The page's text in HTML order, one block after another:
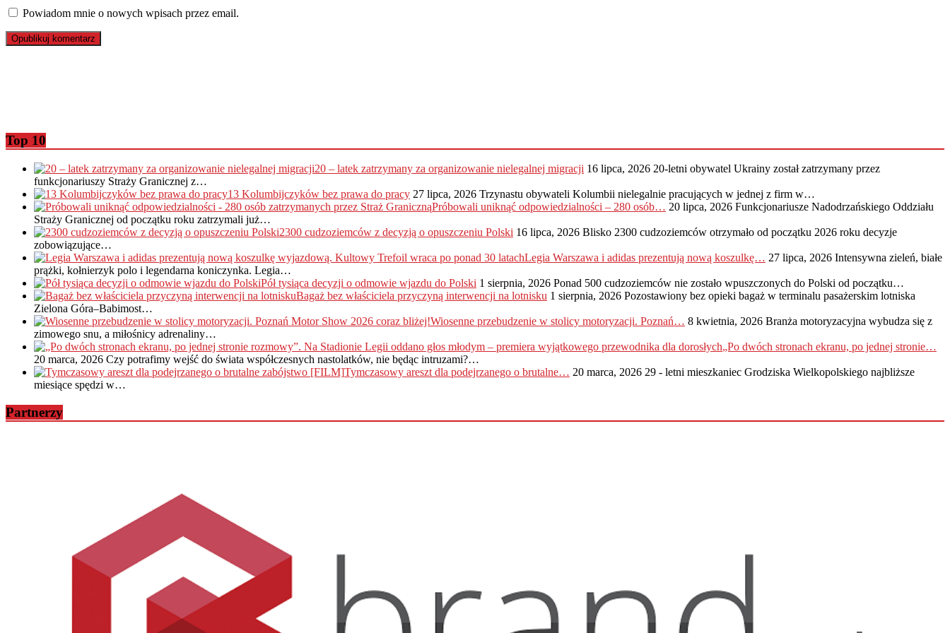
Powiadom mnie o nowych wpisach przez email.
Top 10
20 – latek zatrzymany za organizowanie nielegalnej migracji 16 lipca, 2026 20-letni obywatel Ukrainy został zatrzymany przez
funkcjonariuszy Straży Granicznej z…
13 Kolumbijczyków bez prawa do pracy 27 lipca, 2026 Trzynastu obywateli Kolumbii nielegalnie pracujących w jednej z firm w…
Próbowali uniknąć odpowiedzialności – 280 osób… 20 lipca, 2026 Funkcjonariusze Nadodrzańskiego Oddziału
Straży Granicznej od początku roku zatrzymali już…
2300 cudzoziemców z decyzją o opuszczeniu Polski 16 lipca, 2026 Blisko 2300 cudzoziemców otrzymało od początku 2026 roku decyzje
zobowiązujące…
Legia Warszawa i adidas prezentują nową koszulkę… 27 lipca, 2026 Intensywna zieleń, białe
prążki, kołnierzyk polo i legendarna koniczynka. Legia…
Pół tysiąca decyzji o odmowie wjazdu do Polski 1 sierpnia, 2026 Ponad 500 cudzoziemców nie zostało wpuszczonych do Polski od początku…
Bagaż bez właściciela przyczyną interwencji na lotnisku 1 sierpnia, 2026 Pozostawiony bez opieki bagaż w terminalu pasażerskim lotniska
Zielona Góra–Babimost…
Wiosenne przebudzenie w stolicy motoryzacji. Poznań… 8 kwietnia, 2026 Branża motoryzacyjna wybudza się z
zimowego snu, a miłośnicy adrenaliny…
„Po dwóch stronach ekranu, po jednej stronie…
20 marca, 2026 Czy potrafimy wejść do świata współczesnych nastolatków, nie będąc intruzami?…
Tymczasowy areszt dla podejrzanego o brutalne… 20 marca, 2026 29 - letni mieszkaniec Grodziska Wielkopolskiego najbliższe
miesiące spędzi w…
Partnerzy